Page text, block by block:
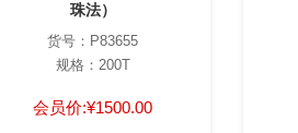
珠法）
货号：P83655
规格：200T
会员价:¥1500.00